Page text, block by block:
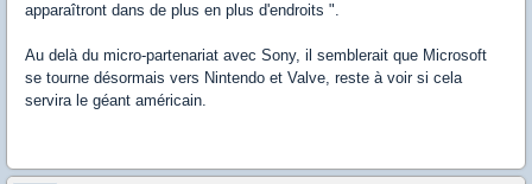
apparaîtront dans de plus en plus d'endroits ".
Au delà du micro-partenariat avec Sony, il semblerait que Microsoft
se tourne désormais vers Nintendo et Valve, reste à voir si cela
servira le géant américain.